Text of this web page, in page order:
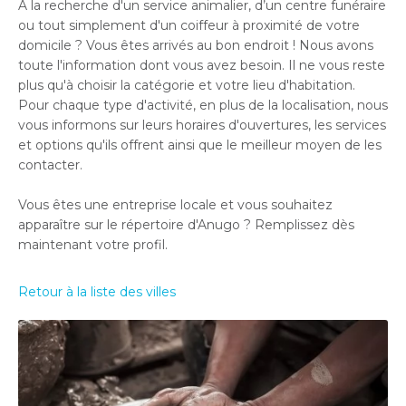
À la recherche d'un service animalier, d’un centre funéraire
ou tout simplement d'un coiffeur à proximité de votre
domicile ? Vous êtes arrivés au bon endroit ! Nous avons
toute l'information dont vous avez besoin. Il ne vous reste
plus qu'à choisir la catégorie et votre lieu d'habitation.
Pour chaque type d'activité, en plus de la localisation, nous
vous informons sur leurs horaires d'ouvertures, les services
et options qu'ils offrent ainsi que le meilleur moyen de les
contacter.
Vous êtes une entreprise locale et vous souhaitez
apparaître sur le répertoire d'Anugo ? Remplissez dès
maintenant votre profil.
Retour à la liste des villes